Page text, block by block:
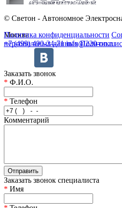
© Светон - Автономное
Москва
+7 (499) 490-24-71 info@220-on.ru
Политика конфиденциальности
персональных данных Политика
Заказать звонок
* Ф.И.О.
* Телефон
Комментарий
Заказать звонок специалиста
* Имя